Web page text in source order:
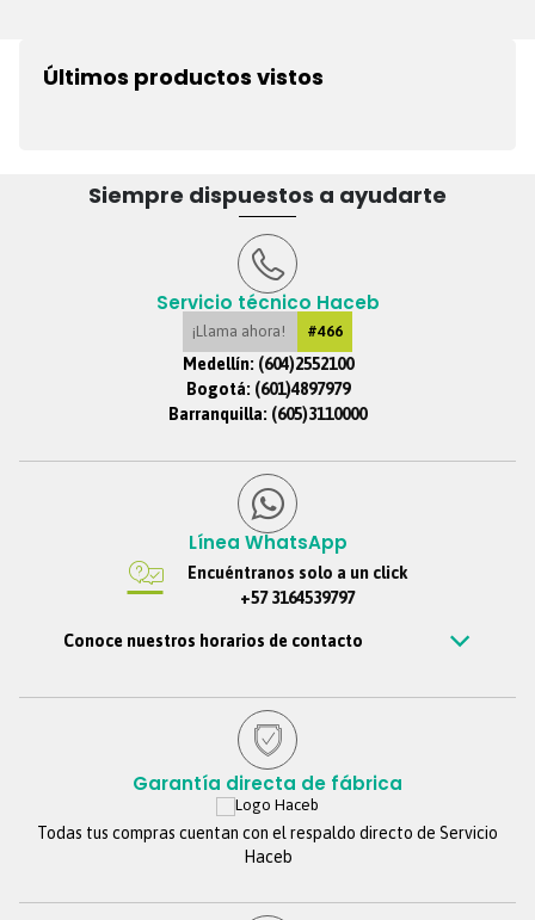
Últimos productos vistos
Siempre dispuestos a ayudarte
Servicio técnico Haceb
¡Llama ahora! #466
Medellín: (604)2552100
Bogotá: (601)4897979
Barranquilla: (605)3110000
Línea WhatsApp
Encuéntranos solo a un click
+57 3164539797
Conoce nuestros horarios de contacto
am a 6 pm, Jornada continua. Domingos y festivos no se tendrá
atención. Si nos escribes por fuera de este horario, te
contestaremos tan pronto estemos de regreso.
Garantía directa de fábrica
Todas tus compras cuentan con el respaldo directo de Servicio
Haceb